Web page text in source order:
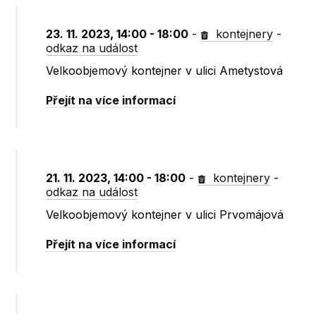
23. 11. 2023, 14:00 - 18:00 - kontejnery -
odkaz na událost
Velkoobjemový kontejner v ulici Ametystová
Přejít na více informací
21. 11. 2023, 14:00 - 18:00 - kontejnery -
odkaz na událost
Velkoobjemový kontejner v ulici Prvomájová
Přejít na více informací